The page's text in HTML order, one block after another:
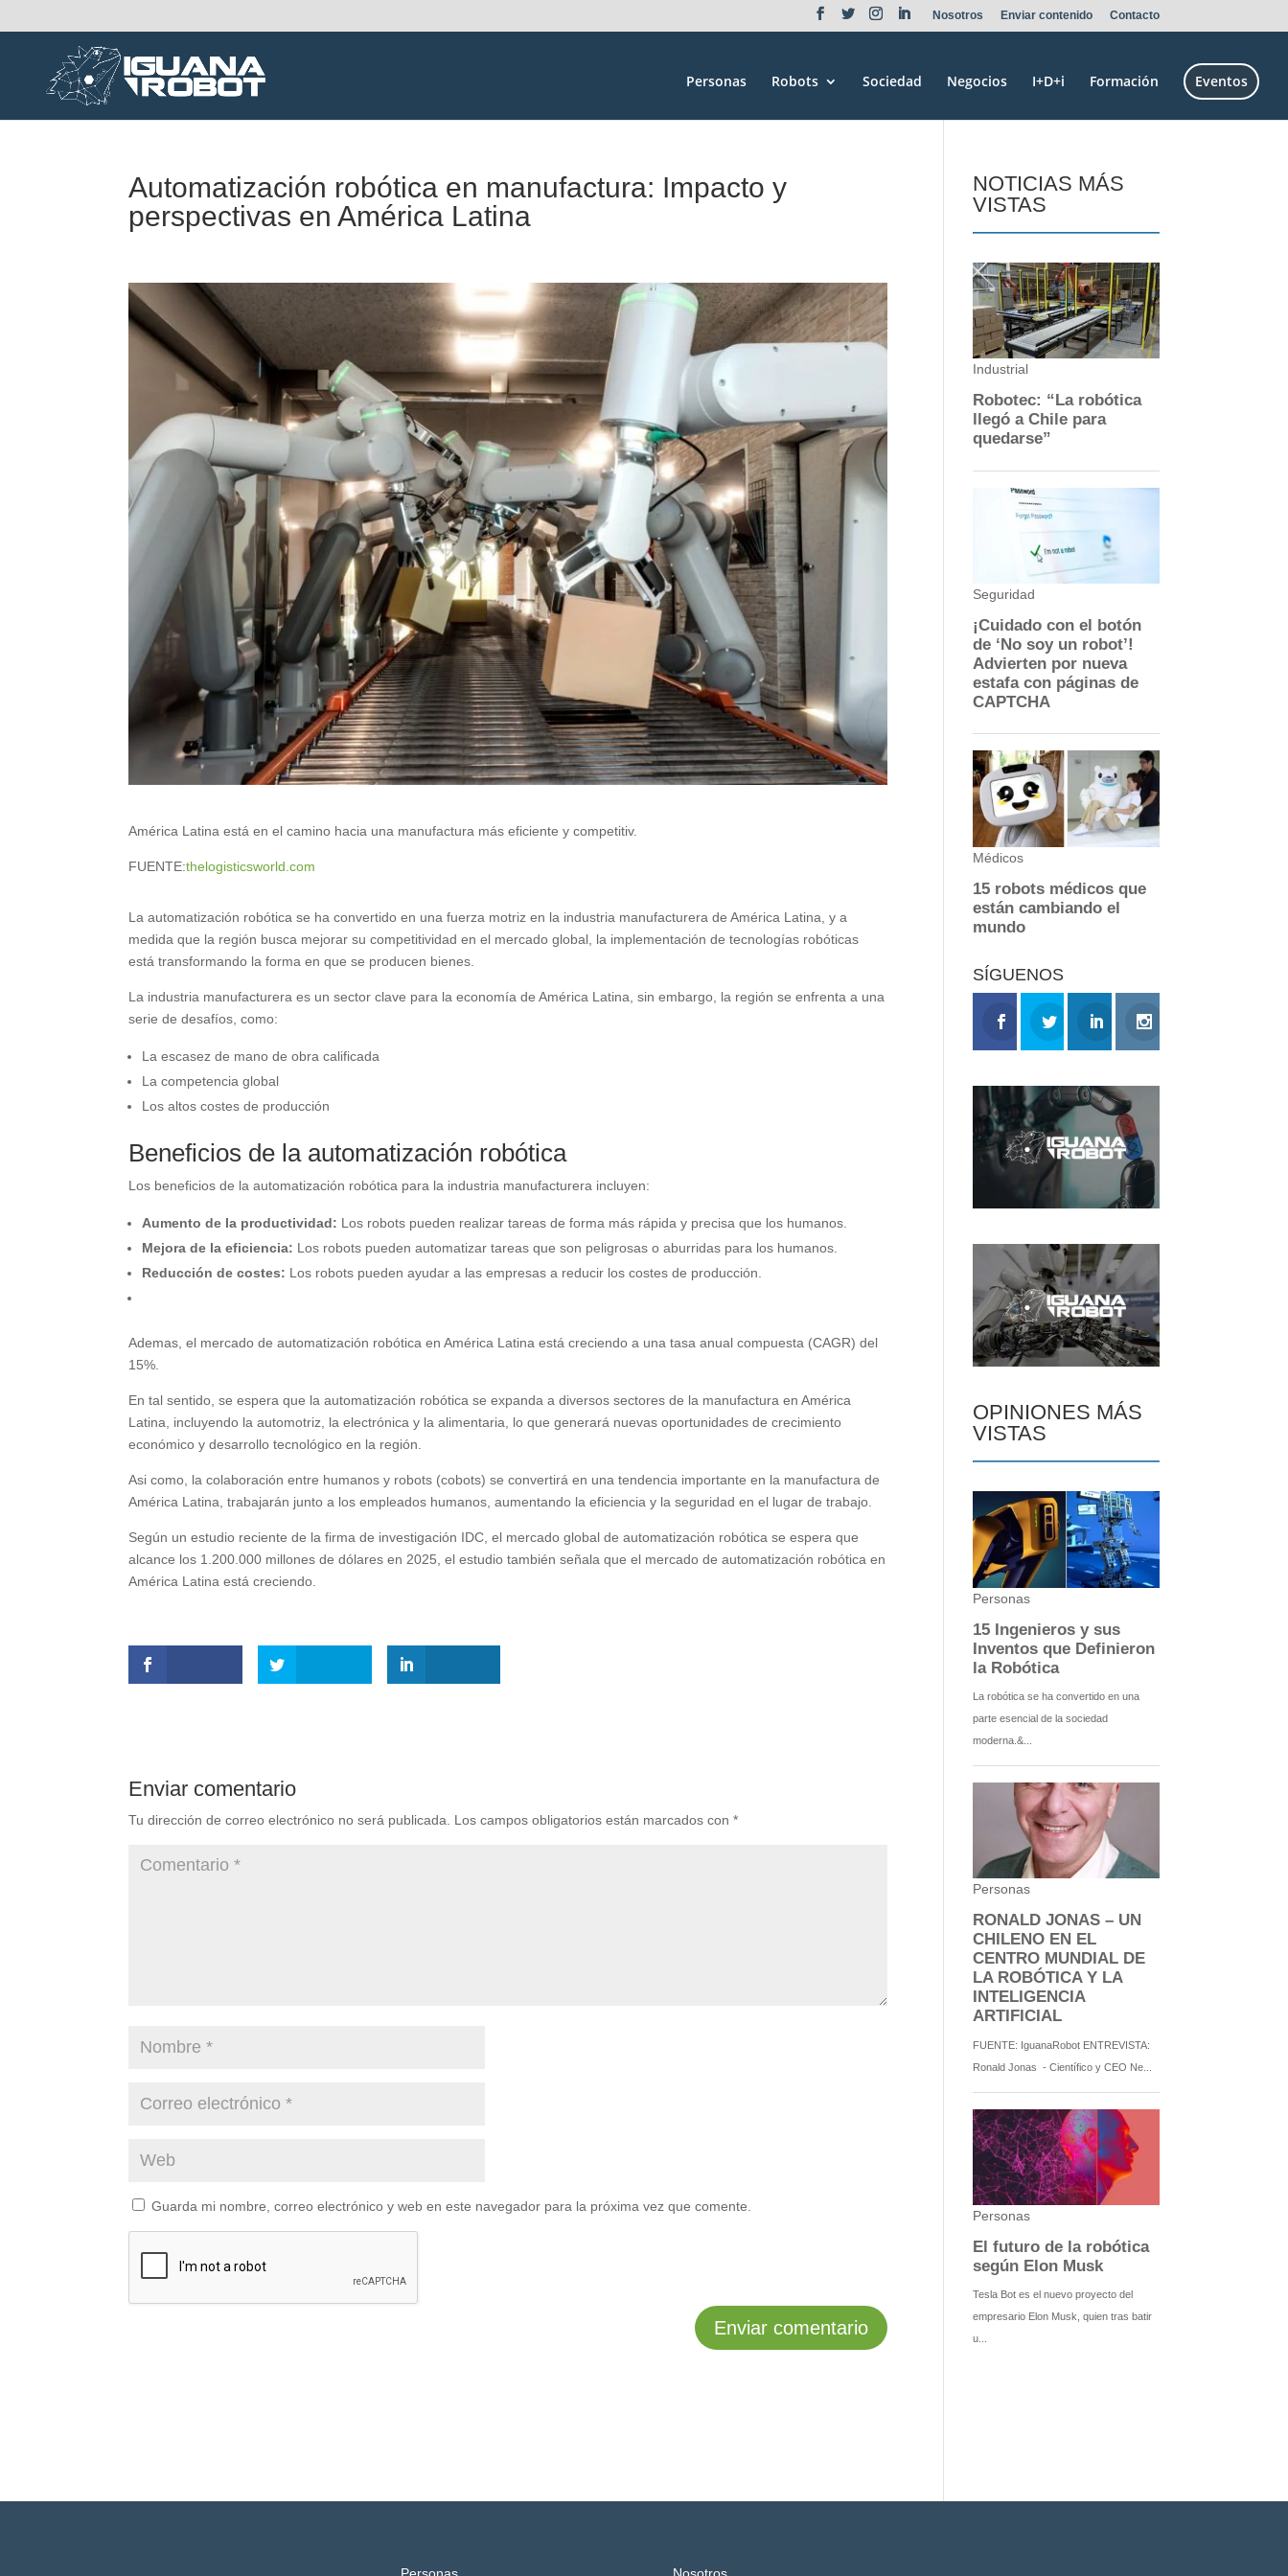
Nosotros Enviar contenido Contacto
Personas Robots Sociedad Negocios I+D+i Formación Eventos
Automatización robótica en manufactura: Impacto y
perspectivas en América Latina
América Latina está en el camino hacia una manufactura más eficiente y competitiv.
FUENTE:thelogisticsworld.com
La automatización robótica se ha convertido en una fuerza motriz en la industria manufacturera de América Latina, y a
medida que la región busca mejorar su competitividad en el mercado global, la implementación de tecnologías robóticas
está transformando la forma en que se producen bienes.
La industria manufacturera es un sector clave para la economía de América Latina, sin embargo, la región se enfrenta a una
serie de desafíos, como:
La escasez de mano de obra calificada
La competencia global
Los altos costes de producción
Beneficios de la automatización robótica
Los beneficios de la automatización robótica para la industria manufacturera incluyen:
Aumento de la productividad: Los robots pueden realizar tareas de forma más rápida y precisa que los humanos.
Mejora de la eficiencia: Los robots pueden automatizar tareas que son peligrosas o aburridas para los humanos.
Reducción de costes: Los robots pueden ayudar a las empresas a reducir los costes de producción.
Ademas, el mercado de automatización robótica en América Latina está creciendo a una tasa anual compuesta (CAGR) del
15%.
En tal sentido, se espera que la automatización robótica se expanda a diversos sectores de la manufactura en América
Latina, incluyendo la automotriz, la electrónica y la alimentaria, lo que generará nuevas oportunidades de crecimiento
económico y desarrollo tecnológico en la región.
Asi como, la colaboración entre humanos y robots (cobots) se convertirá en una tendencia importante en la manufactura de
América Latina, trabajarán junto a los empleados humanos, aumentando la eficiencia y la seguridad en el lugar de trabajo.
Según un estudio reciente de la firma de investigación IDC, el mercado global de automatización robótica se espera que
alcance los 1.200.000 millones de dólares en 2025, el estudio también señala que el mercado de automatización robótica en
América Latina está creciendo.
Enviar comentario
Tu dirección de correo electrónico no será publicada. Los campos obligatorios están marcados con*
Guarda mi nombre, correo electrónico y web en este navegador para la próxima vez que comente.
NOTICIAS MÁS
VISTAS
SÍGUENOS
OPINIONES MÁS
VISTAS